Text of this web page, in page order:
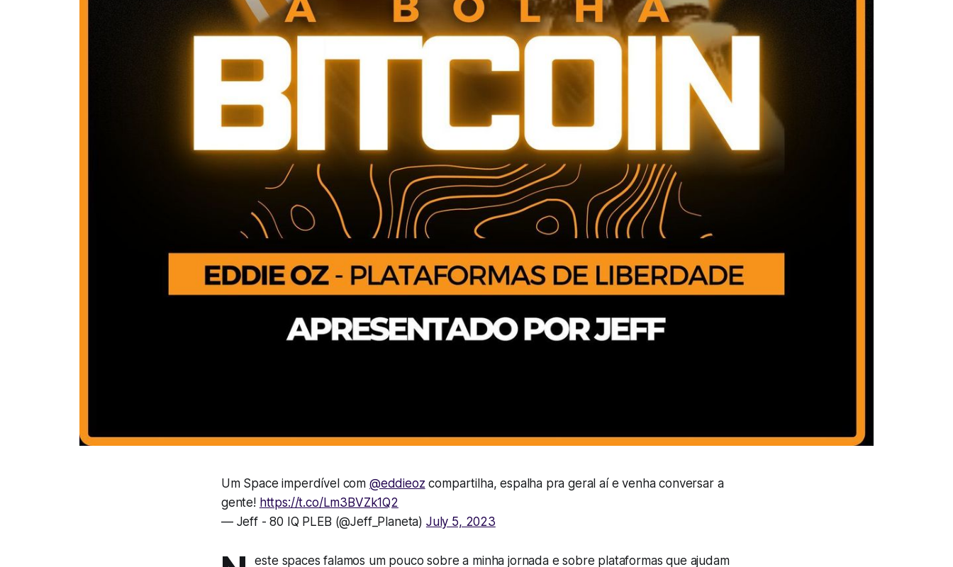
Um Space imperdível com @eddieoz compartilha, espalha pra geral aí e venha conversar a
gente! https://t.co/Lm3BVZk1Q2
— Jeff - 80 IQ PLEB (@Jeff_Planeta) July 5, 2023
este spaces falamos um pouco sobre a minha jornada e sobre plataformas que ajudam